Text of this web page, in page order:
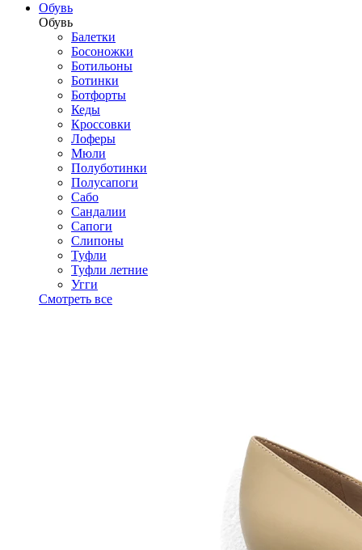
Обувь
Обувь
Балетки
Босоножки
Ботильоны
Ботинки
Ботфорты
Кеды
Кроссовки
Лоферы
Мюли
Полуботинки
Полусапоги
Сабо
Сандалии
Сапоги
Слипоны
Туфли
Туфли летние
Угги
Смотреть все